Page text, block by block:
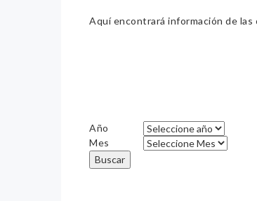
Aquí encontrará información de
Año
Mes
Buscar